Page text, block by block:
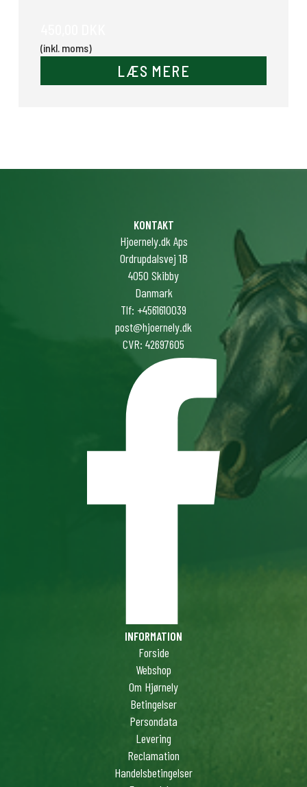
(inkl. moms)
LÆS MERE
KONTAKT
Hjoernely.dk Aps
Ordrupdalsvej 1B
4050 Skibby
Danmark
Tlf: +4561610039
post@hjoernely.dk
CVR: 42697605
INFORMATION
Forside
Webshop
Om Hjørnely
Betingelser
Persondata
Levering
Reclamation
Handelsbetingelser